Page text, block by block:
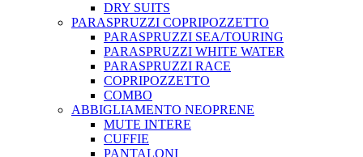
DRY SUITS
PARASPRUZZI COPRIPOZZETTO
PARASPRUZZI SEA/TOURING
PARASPRUZZI WHITE WATER
PARASPRUZZI RACE
COPRIPOZZETTO
COMBO
ABBIGLIAMENTO NEOPRENE
MUTE INTERE
CUFFIE
PANTALONI